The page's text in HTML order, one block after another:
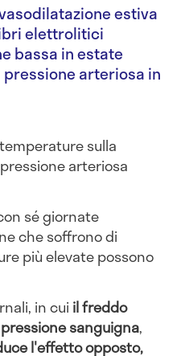
estiva
elettrolitici
bassa in estate
arteriosa in
sulla
arteriosa
sé giornate
che soffrono di
più elevate possono
in cui il freddo
sanguigna,
l'effetto opposto,